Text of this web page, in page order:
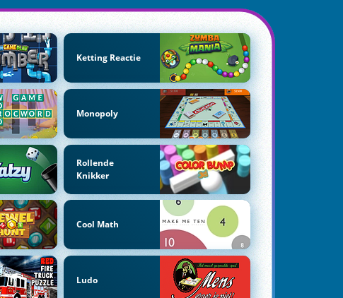
Ketting Reactie
Monopoly
Rollende
Knikker
Cool Math
Ludo